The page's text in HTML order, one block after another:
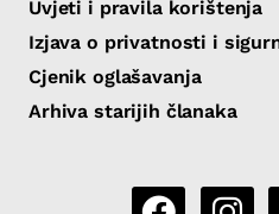
Uvjeti i pravila korištenja
Izjava o privatnosti i
Cjenik oglašavanja
Arhiva starijih članaka